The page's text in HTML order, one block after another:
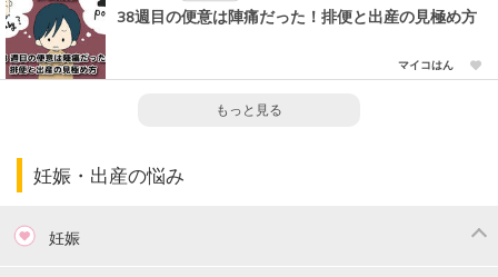
38週目の便意は陣痛だった！排便と出産の見極め方
マイコはん
もっと見る
妊娠・出産の悩み
妊娠